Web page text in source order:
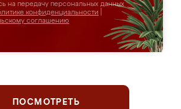
на передачу персональных данных
конфиденциальности
соглашению
ПОСМОТРЕТЬ